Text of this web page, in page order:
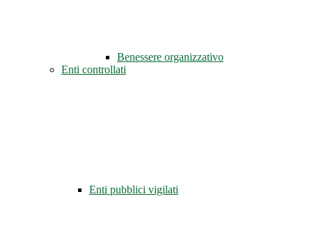
Benessere organizzativo
Enti controllati
Enti pubblici vigilati